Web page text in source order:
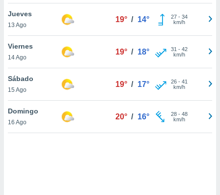
sitio
En
sean
el sitio
ni para
o
Jueves
13 Ago
19° / 14° 27- 34
km/h
Viernes
14 Ago
19° / 18° 31 - 42
km/h
Sábado
15 Ago
19° / 17° 26- 41
km/h
Domingo
16 Ago
20° / 16° 28- 48
km/h